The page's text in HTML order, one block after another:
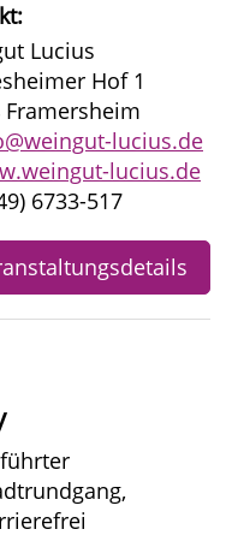
Lucius
Hof 1
Framersheim
lucius.de
lucius.de
6733-517